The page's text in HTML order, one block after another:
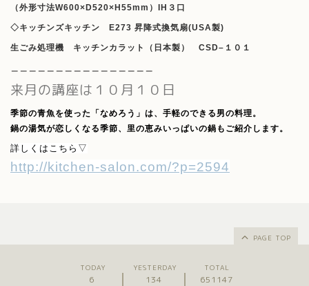
（外形寸法W600×D520×H55mm）IH３口
◇キッチンズキッチン E273 昇降式換気扇(USA製)
生ごみ処理機 キッチンカラット（日本製） CSD–１０１
来月の講座は１０月１０日
季節の青魚を使った「なめろう」は、手軽のできる男の料理。
鍋の湯気が恋しくなる季節、里の恵みいっぱいの鍋もご紹介します。
詳しくはこちら▽
http://kitchen-salon.com/?p=2594
PAGE TOP
TODAY
6
YESTERDAY
134
TOTAL
651147